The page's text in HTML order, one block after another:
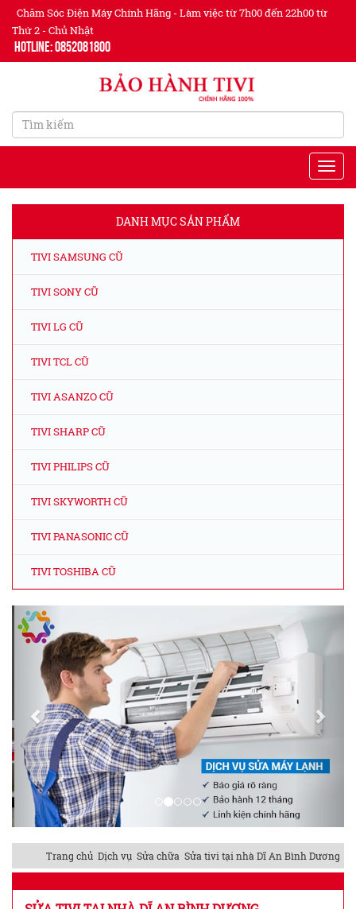
Chăm Sóc Điện Máy Chính Hãng - Làm việc từ 7h00 đến 22h00 từ
Thứ 2 - Chủ Nhật
Hotline: 0852081800
DANH MỤC SẢN PHẨM
TIVI SAMSUNG CŨ
TIVI SONY CŨ
TIVI LG CŨ
TIVI TCL CŨ
TIVI ASANZO CŨ
TIVI SHARP CŨ
TIVI PHILIPS CŨ
TIVI SKYWORTH CŨ
TIVI PANASONIC CŨ
TIVI TOSHIBA CŨ
Previous Next
Trang chủ Dịch vụ Sửa chữa Sửa tivi tại nhà Dĩ An Bình Dương